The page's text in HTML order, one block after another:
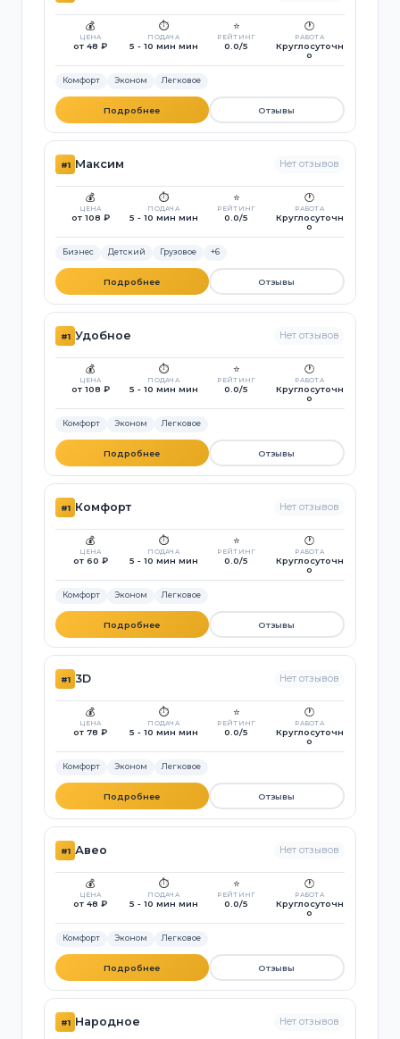
💰
ЦЕНА
от 48 ₽
⏱️
ПОДАЧА
5 - 10 мин мин
⭐
РЕЙТИНГ
0.0/5
🕐
РАБОТА
Круглосуточн
о
Комфорт Эконом Легковое
Подробнее Отзывы
#1 Максим Нет отзывов
💰
ЦЕНА
от 108 ₽
⏱️
ПОДАЧА
5 - 10 мин мин
⭐
РЕЙТИНГ
0.0/5
🕐
РАБОТА
Круглосуточн
о
Бизнес Детский Грузовое +6
Подробнее Отзывы
#1 Удобное Нет отзывов
💰
ЦЕНА
от 108 ₽
⏱️
ПОДАЧА
5 - 10 мин мин
⭐
РЕЙТИНГ
0.0/5
🕐
РАБОТА
Круглосуточн
о
Комфорт Эконом Легковое
Подробнее Отзывы
#1 Комфорт Нет отзывов
💰
ЦЕНА
от 60 ₽
⏱️
ПОДАЧА
5 - 10 мин мин
⭐
РЕЙТИНГ
0.0/5
🕐
РАБОТА
Круглосуточн
о
Комфорт Эконом Легковое
Подробнее Отзывы
#1 3D Нет отзывов
💰
ЦЕНА
от 78 ₽
⏱️
ПОДАЧА
5 - 10 мин мин
⭐
РЕЙТИНГ
0.0/5
🕐
РАБОТА
Круглосуточн
о
Комфорт Эконом Легковое
Подробнее Отзывы
#1 Авео Нет отзывов
💰
ЦЕНА
от 48 ₽
⏱️
ПОДАЧА
5 - 10 мин мин
⭐
РЕЙТИНГ
0.0/5
🕐
РАБОТА
Круглосуточн
о
Комфорт Эконом Легковое
Подробнее Отзывы
#1 Народное Нет отзывов